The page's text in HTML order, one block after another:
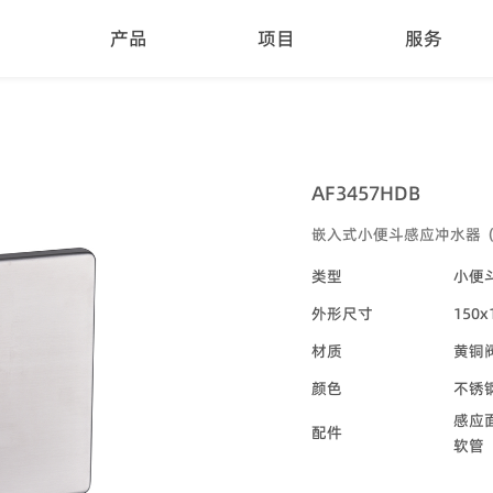
产品 项目 服务
AF3457HDB
嵌入式小便斗感应冲水器
类型
小便
外形尺寸
材质
黄铜
颜色
不锈
配件
感应
软管